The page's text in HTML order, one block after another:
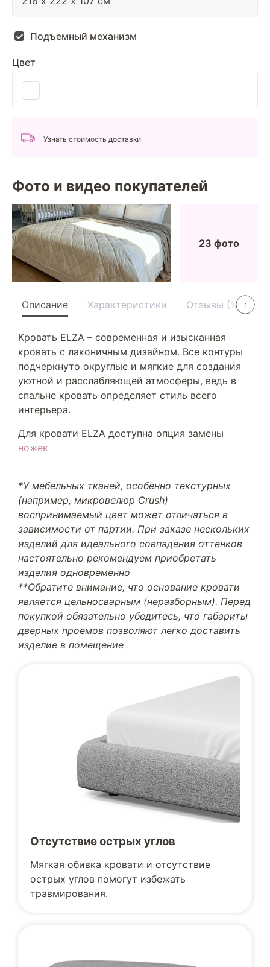
Подъемный механизм
Цвет
Узнать стоимость доставки
Фото и видео покупателей
23 фото
Описание Характеристики Отзывы (14)
Кровать ELZA – современная и изысканная
кровать с лаконичным дизайном. Все контуры
подчеркнуто округлые и мягкие для создания
уютной и расслабляющей атмосферы, ведь в
спальне кровать определяет стиль всего
интерьера.
Для кровати ELZA доступна опция замены
ножек
*У мебельных тканей, особенно текстурных
(например, микровелюр Crush)
воспринимаемый цвет может отличаться в
зависимости от партии. При заказе нескольких
изделий для идеального совпадения оттенков
настоятельно рекомендуем приобретать
изделия одновременно
**Обратите внимание, что основание кровати
является цельносварным (неразборным). Перед
покупкой обязательно убедитесь, что габариты
дверных проемов позволяют легко доставить
изделие в помещение
Отсутствие острых углов
Мягкая обивка кровати и отсутствие
острых углов помогут избежать
травмирования.